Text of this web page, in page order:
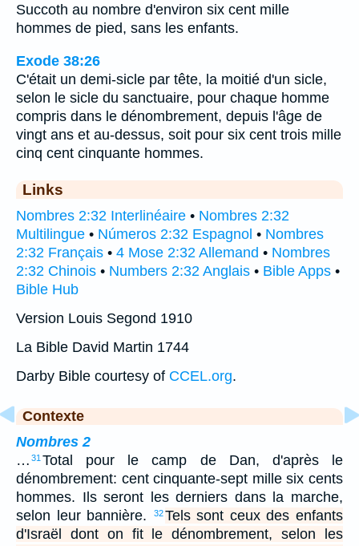
Succoth au nombre d'environ six cent mille
hommes de pied, sans les enfants.
Exode 38:26
C'était un demi-sicle par tête, la moitié d'un sicle,
selon le sicle du sanctuaire, pour chaque homme
compris dans le dénombrement, depuis l'âge de
vingt ans et au-dessus, soit pour six cent trois mille
cinq cent cinquante hommes.
Links
Nombres 2:32 Interlinéaire • Nombres 2:32
Multilingue • Números 2:32 Espagnol • Nombres
2:32 Français • 4 Mose 2:32 Allemand • Nombres
2:32 Chinois • Numbers 2:32 Anglais • Bible Apps •
Bible Hub
Version Louis Segond 1910
La Bible David Martin 1744
Darby Bible courtesy of CCEL.org.
Contexte
Nombres 2
… 31 Total pour le camp de Dan, d'après le
dénombrement: cent cinquante-sept mille six cents
hommes. Ils seront les derniers dans la marche,
selon leur bannière.
32Tels sont ceux des enfants
d'Israël dont on fit le dénombrement, selon les